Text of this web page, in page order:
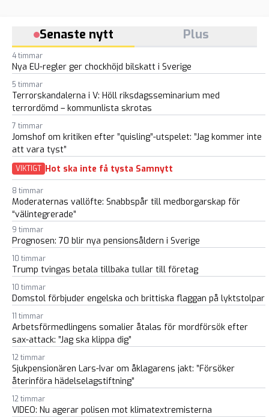
Senaste nytt Plus
4 timmar
Nya EU-regler ger chockhöjd bilskatt i Sverige
5 timmar
Terrorskandalerna i V: Höll riksdagsseminarium med
terrordömd – kommunlista skrotas
7 timmar
Jomshof om kritiken efter ”quisling”-utspelet: ”Jag kommer inte
att vara tyst”
VIKTIGT Hot ska inte få tysta Samnytt
8 timmar
Moderaternas vallöfte: Snabbspår till medborgarskap för
“välintegrerade”
9 timmar
Prognosen: 70 blir nya pensionsåldern i Sverige
10 timmar
Trump tvingas betala tillbaka tullar till företag
10 timmar
Domstol förbjuder engelska och brittiska flaggan på lyktstolpar
11 timmar
Arbetsförmedlingens somalier åtalas för mordförsök efter
sax-attack: ”Jag ska klippa dig”
12 timmar
Sjukpensionären Lars-Ivar om åklagarens jakt: ”Försöker
återinföra hädelselagstiftning”
12 timmar
VIDEO: Nu agerar polisen mot klimatextremisterna